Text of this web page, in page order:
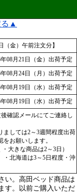
る▲
金）午前注文分】
年08月21日（金）出荷予定
年08月24日（月）出荷予定
年08月19日（水）出荷予定
年08月19日（水）出荷予定
確認メールにてご連絡し
ましては2～3週間程度出荷
お願いします。
大きな商品は2～3日）
北海道は3～5日程度・沖
い。高田ベッド商品は
す。以前ご購入いただ